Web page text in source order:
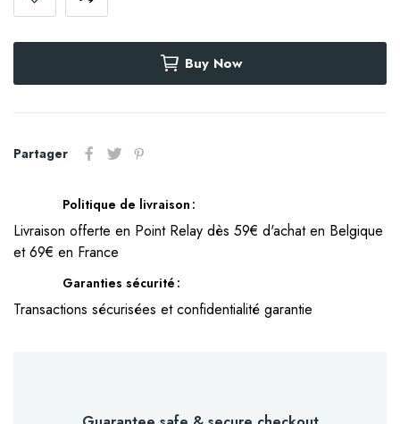
Buy Now
Partager
Politique de livraison
Livraison offerte en Point Relay dès 59€ d'achat en Belgique
et 69€ en France
Garanties sécurité
Transactions sécurisées et confidentialité garantie